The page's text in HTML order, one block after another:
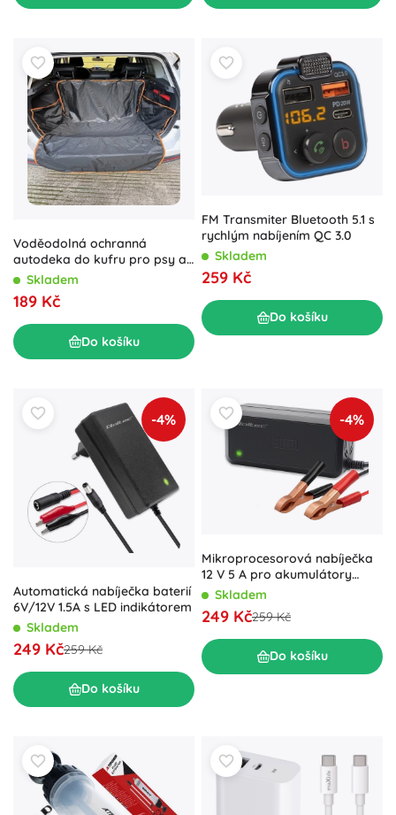
Voděodolná ochranná
autodeka do kufru pro psy a
kočky 180 × 105 cm
Skladem
189 Kč
Do košíku
FM Transmiter Bluetooth 5.1 s
rychlým nabíjením QC 3.0
Skladem
259 Kč
Do košíku
-4%
Automatická nabíječka baterií
6V/12V 1.5A s LED indikátorem
Skladem
249 Kč259 Kč
Do košíku
-4%
Mikroprocesorová nabíječka
12 V 5 A pro akumulátory
AGM, GEL a SLA – 6stupňové
Skladem
249 Kč259 Kč
Do košíku